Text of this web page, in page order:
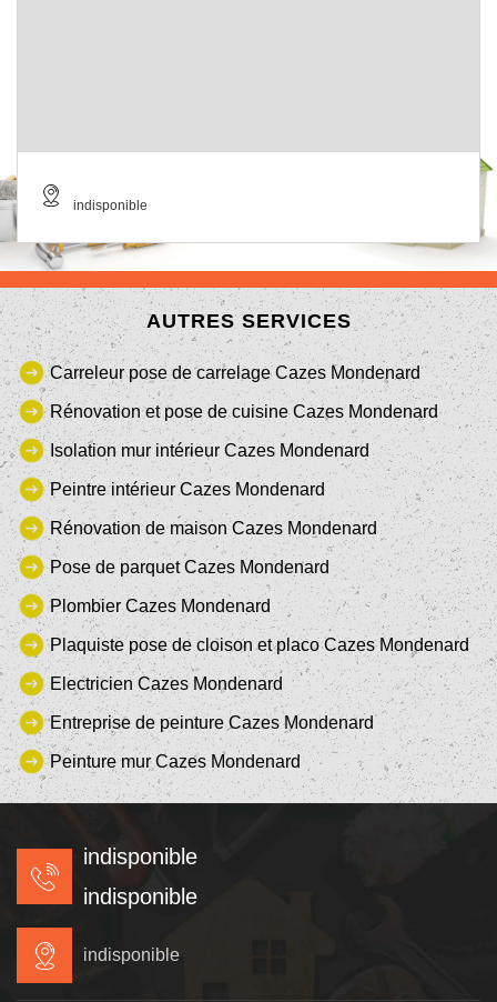
indisponible
AUTRES SERVICES
Carreleur pose de carrelage Cazes Mondenard
Rénovation et pose de cuisine Cazes Mondenard
Isolation mur intérieur Cazes Mondenard
Peintre intérieur Cazes Mondenard
Rénovation de maison Cazes Mondenard
Pose de parquet Cazes Mondenard
Plombier Cazes Mondenard
Plaquiste pose de cloison et placo Cazes Mondenard
Electricien Cazes Mondenard
Entreprise de peinture Cazes Mondenard
Peinture mur Cazes Mondenard
indisponible
indisponible
indisponible